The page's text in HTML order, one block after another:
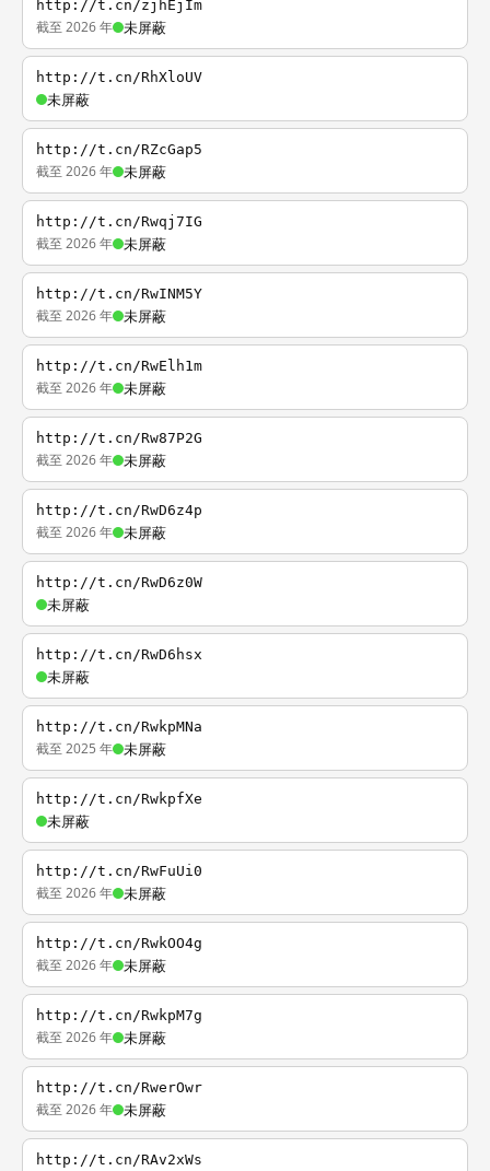
http://t.cn/zjhEjIm
截至 2026 年 未屏蔽
http://t.cn/RhXloUV
未屏蔽
http://t.cn/RZcGap5
截至 2026 年 未屏蔽
http://t.cn/Rwqj7IG
截至 2026 年 未屏蔽
http://t.cn/RwINM5Y
截至 2026 年 未屏蔽
http://t.cn/RwElh1m
截至 2026 年 未屏蔽
http://t.cn/Rw87P2G
截至 2026 年 未屏蔽
http://t.cn/RwD6z4p
截至 2026 年 未屏蔽
http://t.cn/RwD6z0W
未屏蔽
http://t.cn/RwD6hsx
未屏蔽
http://t.cn/RwkpMNa
截至 2025 年 未屏蔽
http://t.cn/RwkpfXe
未屏蔽
http://t.cn/RwFuUi0
截至 2026 年 未屏蔽
http://t.cn/RwkOO4g
截至 2026 年 未屏蔽
http://t.cn/RwkpM7g
截至 2026 年 未屏蔽
http://t.cn/RwerOwr
截至 2026 年 未屏蔽
http://t.cn/RAv2xWs